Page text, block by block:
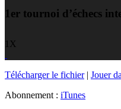
1er tournoi d’échecs
1X
Télécharger le fichier| Jouer
Abonnement : iTunes